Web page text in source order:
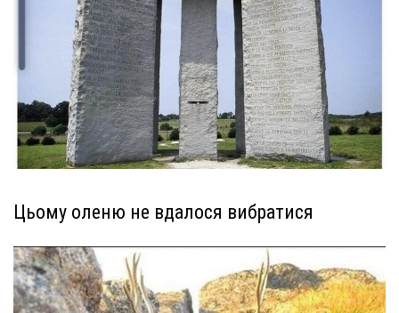
Цьому оленю не вдалося вибратися